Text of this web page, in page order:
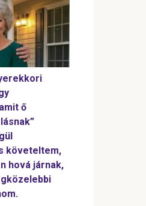
ő
követeltem,
hová járnak,